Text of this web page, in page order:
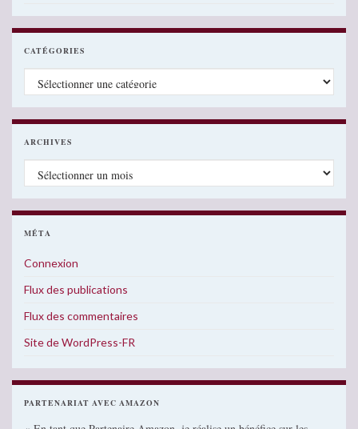
CATÉGORIES
Catégories
ARCHIVES
Archives
MÉTA
Connexion
Flux des publications
Flux des commentaires
Site de WordPress-FR
PARTENARIAT AVEC AMAZON